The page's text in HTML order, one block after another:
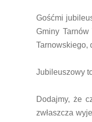
Gośćmi
Gminy
Tarnowskiego,
Jubileuszowy
Dodajmy, że
zwłaszcza